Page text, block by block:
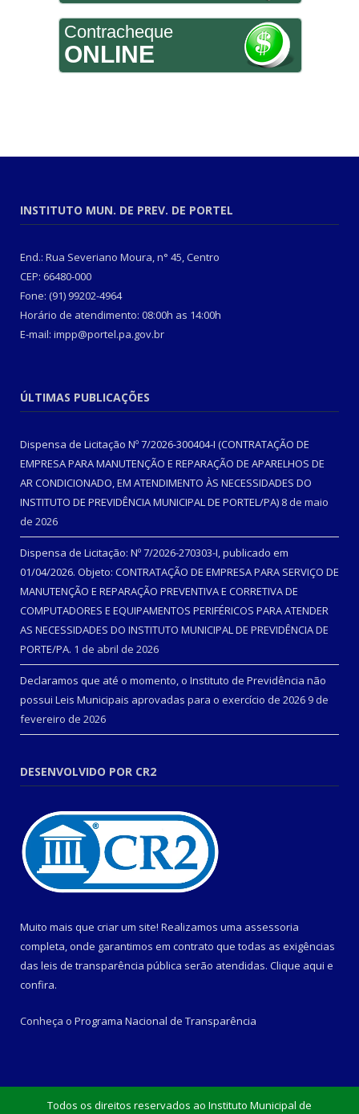
Contracheque
ONLINE
INSTITUTO MUN. DE PREV. DE PORTEL
End.: Rua Severiano Moura, n° 45, Centro
CEP: 66480-000
Fone: (91) 99202-4964
Horário de atendimento: 08:00h as 14:00h
E-mail: impp@portel.pa.gov.br
ÚLTIMAS PUBLICAÇÕES
Dispensa de Licitação Nº 7/2026-300404-I (CONTRATAÇÃO DE
EMPRESA PARA MANUTENÇÃO E REPARAÇÃO DE APARELHOS DE
AR CONDICIONADO, EM ATENDIMENTO ÀS NECESSIDADES DO
INSTITUTO DE PREVIDÊNCIA MUNICIPAL DE PORTEL/PA) 8 de maio
de 2026
Dispensa de Licitação: Nº 7/2026-270303-I, publicado em
01/04/2026. Objeto: CONTRATAÇÃO DE EMPRESA PARA SERVIÇO DE
MANUTENÇÃO E REPARAÇÃO PREVENTIVA E CORRETIVA DE
COMPUTADORES E EQUIPAMENTOS PERIFÉRICOS PARA ATENDER
AS NECESSIDADES DO INSTITUTO MUNICIPAL DE PREVIDÊNCIA DE
PORTE/PA. 1 de abril de 2026
Declaramos que até o momento, o Instituto de Previdência não
possui Leis Municipais aprovadas para o exercício de 2026 9 de
fevereiro de 2026
DESENVOLVIDO POR CR2
Muito mais que criar um site! Realizamos uma assessoria
completa, onde garantimos em contrato que todas as exigências
das leis de transparência pública serão atendidas. Clique aqui e
confira.
Conheça o Programa Nacional de Transparência
Todos os direitos reservados ao Instituto Municipal de